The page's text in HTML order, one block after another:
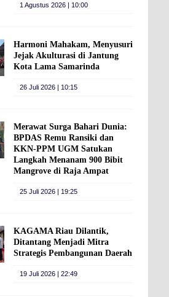
1 Agustus 2026 | 10:00
Harmoni Mahakam, Menyusuri
Jejak Akulturasi di Jantung
Kota Lama Samarinda
26 Juli 2026 | 10:15
Merawat Surga Bahari Dunia:
BPDAS Remu Ransiki dan
KKN-PPM UGM Satukan
Langkah Menanam 900 Bibit
Mangrove di Raja Ampat
25 Juli 2026 | 19:25
KAGAMA Riau Dilantik,
Ditantang Menjadi Mitra
Strategis Pembangunan Daerah
19 Juli 2026 | 22:49